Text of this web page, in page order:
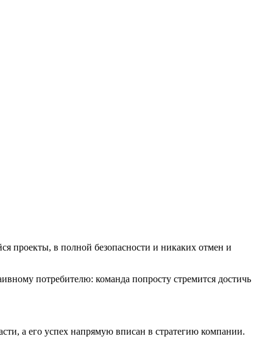
проекты, в полной безопасности и никаких отмен и
потребителю: команда попросту стремится достичь
а его успех напрямую вписан в стратегию компании.